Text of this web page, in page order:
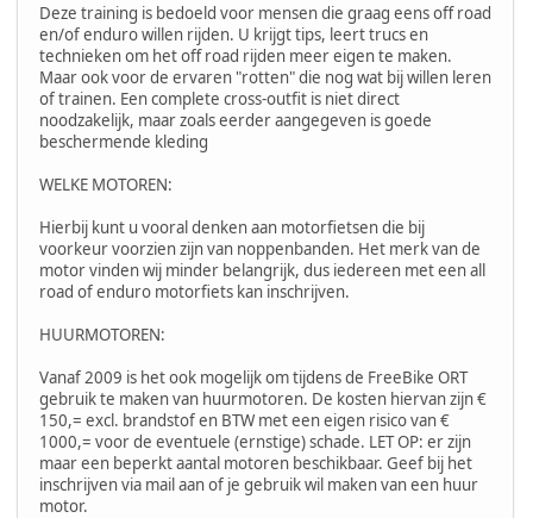
Deze training is bedoeld voor mensen die graag eens off road
en/of enduro willen rijden. U krijgt tips, leert trucs en
technieken om het off road rijden meer eigen te maken.
Maar ook voor de ervaren "rotten" die nog wat bij willen leren
of trainen. Een complete cross-outfit is niet direct
noodzakelijk, maar zoals eerder aangegeven is goede
beschermende kleding
WELKE MOTOREN:
Hierbij kunt u vooral denken aan motorfietsen die bij
voorkeur voorzien zijn van noppenbanden. Het merk van de
motor vinden wij minder belangrijk, dus iedereen met een all
road of enduro motorfiets kan inschrijven.
HUURMOTOREN:
Vanaf 2009 is het ook mogelijk om tijdens de FreeBike ORT
gebruik te maken van huurmotoren. De kosten hiervan zijn €
150,= excl. brandstof en BTW met een eigen risico van €
1000,= voor de eventuele (ernstige) schade. LET OP: er zijn
maar een beperkt aantal motoren beschikbaar. Geef bij het
inschrijven via mail aan of je gebruik wil maken van een huur
motor.